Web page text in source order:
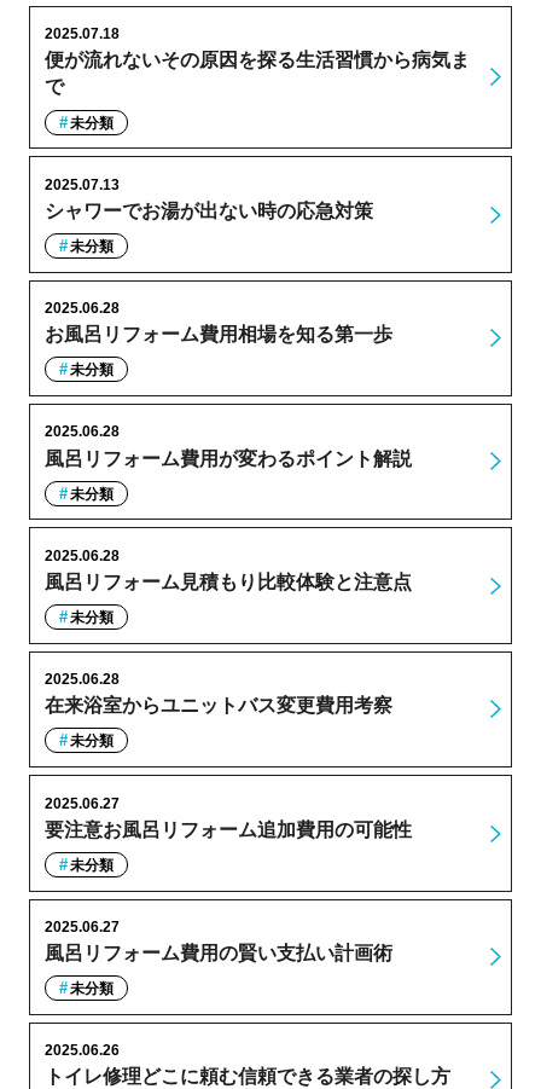
便が流れないその原因を探る生活習慣から病気ま
で
2025.07.18
未分類
シャワーでお湯が出ない時の応急対策
2025.07.13
未分類
お風呂リフォーム費用相場を知る第一歩
2025.06.28
未分類
風呂リフォーム費用が変わるポイント解説
2025.06.28
未分類
風呂リフォーム見積もり比較体験と注意点
2025.06.28
未分類
在来浴室からユニットバス変更費用考察
2025.06.28
未分類
要注意お風呂リフォーム追加費用の可能性
2025.06.27
未分類
風呂リフォーム費用の賢い支払い計画術
2025.06.27
未分類
トイレ修理どこに頼む信頼できる業者の探し方
2025.06.26